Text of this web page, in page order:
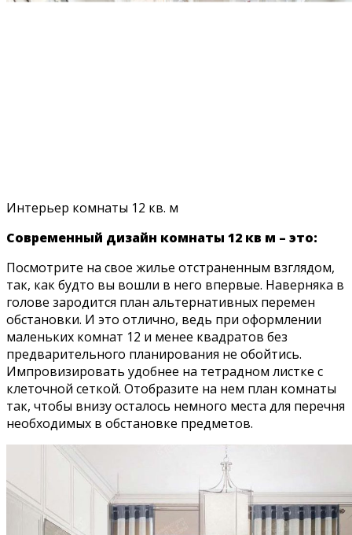
Интерьер комнаты 12 кв. м
Современный дизайн комнаты 12 кв м – это:
Посмотрите на свое жилье отстраненным взглядом,
так, как будто вы вошли в него впервые. Наверняка в
голове зародится план альтернативных перемен
обстановки. И это отлично, ведь при оформлении
маленьких комнат 12 и менее квадратов без
предварительного планирования не обойтись.
Импровизировать удобнее на тетрадном листке с
клеточной сеткой. Отобразите на нем план комнаты
так, чтобы внизу осталось немного места для перечня
необходимых в обстановке предметов.